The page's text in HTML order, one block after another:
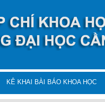
KÊ KHAI BÀI BÁO KHOA HỌC